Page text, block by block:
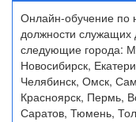
Онлайн-обучение по
должности служащих
следующие города:
Новосибирск,
Челябинск, Омск,
Красноярск, Пермь,
Саратов, Тюмень,